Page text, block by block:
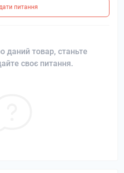
питання
даний товар, станьте
своє питання.